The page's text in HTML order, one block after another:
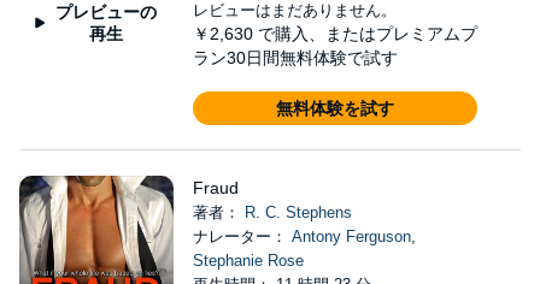
プレビューの
再生
レビューはまだありません。
￥2,630 で購入、またはプレミアムプ
ラン30日間無料体験で試す
無料体験を試す
Fraud
著者：
R. C. Stephens
ナレーター： Antony Ferguson,
Stephanie Rose